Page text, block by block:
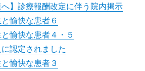
へ】診療報酬改定に伴う院内掲示
愉快な患者６
愉快な患者４・５
認定されました
愉快な患者３